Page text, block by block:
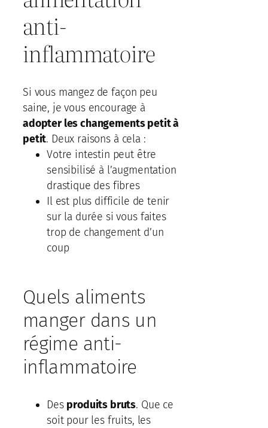
anti-
inflammatoire
Si vous mangez de façon peu
saine, je vous encourage à
adopter les changements petit à
petit. Deux raisons à cela :
Votre intestin peut être
sensibilisé à l’augmentation
drastique des fibres
Il est plus difficile de tenir
sur la durée si vous faites
trop de changement d’un
coup
Quels aliments
manger dans un
régime anti-
inflammatoire
Des produits bruts. Que ce
soit pour les fruits, les